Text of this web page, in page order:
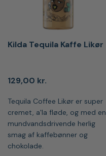
Kilda Tequila Kaffe Likør
129,00 kr.
Tequila Coffee Likør er super
cremet, a'la fløde, og med en
mundvandsdrivende herlig
smag af kaffebønner og
chokolade.